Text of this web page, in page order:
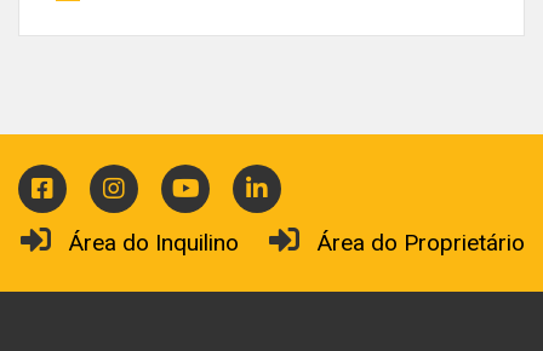
Área do Inquilino Área do Proprietário